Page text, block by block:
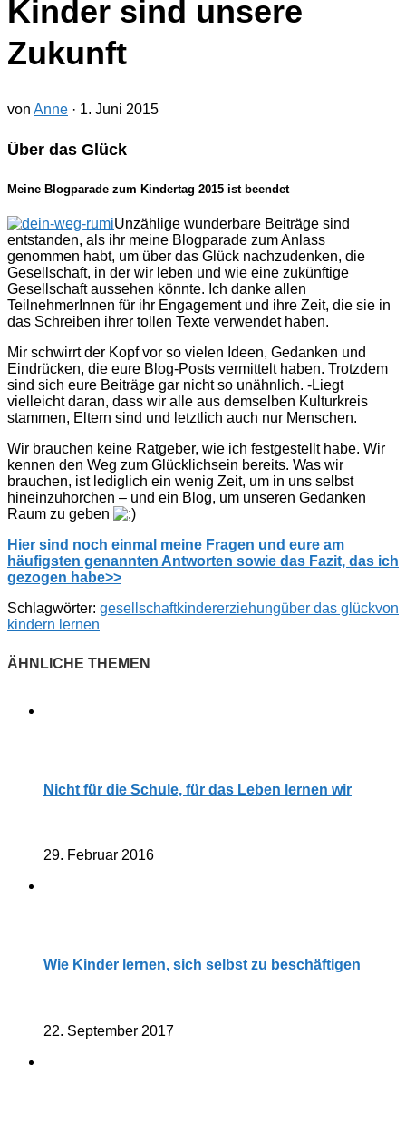
Kinder sind unsere
Zukunft
von Anne · 1. Juni 2015
Über das Glück
Meine Blogparade zum Kindertag 2015 ist beendet
Unzählige wunderbare Beiträge sind
entstanden, als ihr meine Blogparade zum Anlass
genommen habt, um über das Glück nachzudenken, die
Gesellschaft, in der wir leben und wie eine zukünftige
Gesellschaft aussehen könnte. Ich danke allen
TeilnehmerInnen für ihr Engagement und ihre Zeit, die sie in
das Schreiben ihrer tollen Texte verwendet haben.
Mir schwirrt der Kopf vor so vielen Ideen, Gedanken und
Eindrücken, die eure Blog-Posts vermittelt haben. Trotzdem
sind sich eure Beiträge gar nicht so unähnlich. -Liegt
vielleicht daran, dass wir alle aus demselben Kulturkreis
stammen, Eltern sind und letztlich auch nur Menschen.
Wir brauchen keine Ratgeber, wie ich festgestellt habe. Wir
kennen den Weg zum Glücklichsein bereits. Was wir
brauchen, ist lediglich ein wenig Zeit, um in uns selbst
hineinzuhorchen – und ein Blog, um unseren Gedanken
Raum zu geben
Hier sind noch einmal meine Fragen und eure am
häufigsten genannten Antworten sowie das Fazit, das ich
gezogen habe>>
Schlagwörter: gesellschaftkindererziehungüber das glückvon
kindern lernen
Nicht für die Schule, für das Leben lernen wir
29. Februar 2016
Wie Kinder lernen, sich selbst zu beschäftigen
22. September 2017